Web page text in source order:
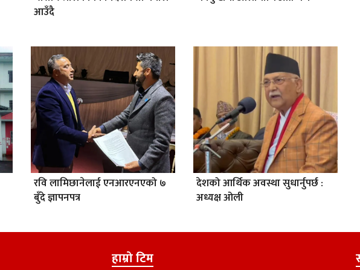
आउँदै
रवि लामिछानेलाई एनआरएनएको ७
बुँदे ज्ञापनपत्र
देशको आर्थिक अवस्था सुधार्नुपर्छ :
अध्यक्ष ओली
हाम्रो टिम